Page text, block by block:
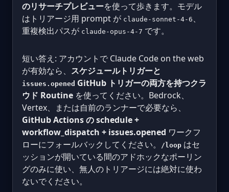
のリサーチプレビューを使って歩きます。モデル
はトリアージ用 prompt が claude-sonnet-4-6 、
重複検出パスが claude-opus-4-7 です。
短い答え: アカウントで Claude Code on the web
が有効なら、 スケジュールトリガーと
issues.opened GitHub トリガーの両方を持つクラ
ウド Routine を使ってください。Bedrock、
Vertex、または自前のランナーで必要なら、
GitHub Actions の schedule +
workflow_dispatch + issues.opened ワークフ
ローにフォールバックしてください。
/loop はセ
ッションが開いている間のアドホックなポーリン
グのみに使い、無人のトリアージには絶対に使わ
ないでください。